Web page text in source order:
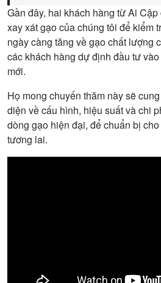
Gần đây, hai khách hàng từ Ai
xay xát gạo của chúng tôi để kiểm
ngày càng tăng về gạo chất lượng
các khách hàng dự định đầu tư
mới.
Họ mong chuyến thăm này sẽ
diện về cấu hình, hiệu suất và chi
dòng gạo hiện đại, để chuẩn bị
tương lai.